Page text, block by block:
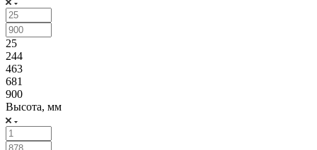
25
244
463
681
900
Высота, мм